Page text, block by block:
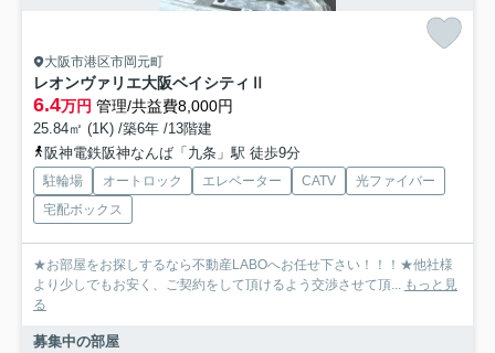
大阪市港区市岡元町
レオンヴァリエ大阪ベイシティⅡ
6.4万円 管理/共益費8,000円
25.84㎡ (1K) /築6年 /13階建
阪神電鉄阪神なんば「九条」駅 徒歩9分
駐輪場 オートロック エレベーター CATV
光ファイバー
宅配ボックス
★お部屋をお探しするなら不動産LABOへお任せ下さい！！！★他社様
より少しでもお安く、ご契約をして頂けるよう交渉させて頂... もっと見
る
募集中の部屋